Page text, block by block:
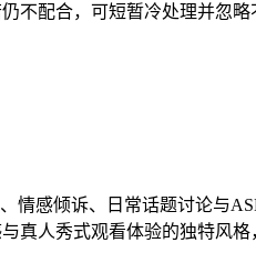
配合，可短暂冷处理并忽
情感倾诉、日常话题讨论与
人秀式观看体验的独特风